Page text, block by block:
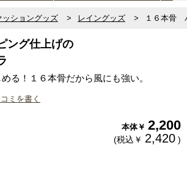
ッショングッズ レイングッズ １６本骨
ング仕上げの
る！１６本骨だから風にも強い。
ミを書く
本体￥ 2,200
(税込￥ 2,420 )